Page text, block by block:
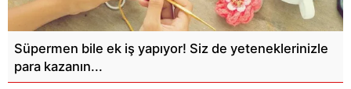
Süpermen bile ek iş yapıyor! Siz de yeteneklerinizle
para kazanın...